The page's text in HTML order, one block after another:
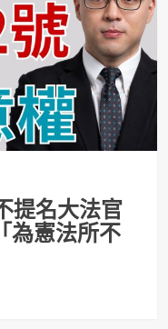
提名大法官
為憲法所不